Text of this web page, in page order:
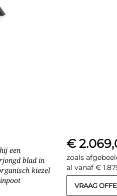
een
blad in
kiezel
€
zoals
al vanaf €
VRAAG